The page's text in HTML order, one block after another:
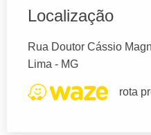
Localização
Rua Doutor Cássio
Lima - MG
rota